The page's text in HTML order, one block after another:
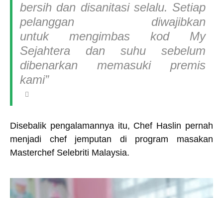
bersih dan disanitasi selalu. Setiap
pelanggan diwajibkan
untuk mengimbas kod My
Sejahtera dan suhu sebelum
dibenarkan memasuki premis
kami”
Disebalik pengalamannya itu, Chef Haslin pernah
menjadi chef jemputan di program masakan
Masterchef Selebriti Malaysia.